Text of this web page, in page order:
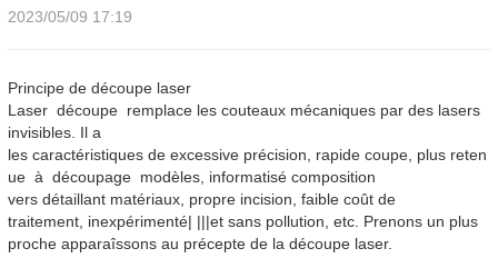
2023/05/09 17:19
Principe de découpe laser
Laser découpe remplace les couteaux mécaniques par des lasers
invisibles. Il a
les caractéristiques de excessive précision, rapide coupe, plus reten
ue à découpage modèles, informatisé composition
vers détaillant matériaux, propre incision, faible coût de
traitement, inexpérimenté| |||et sans pollution, etc. Prenons un plus
proche apparaîssons au précepte de la découpe laser.